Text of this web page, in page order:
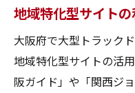
地域特化型サイトの
大阪府で大型トラック
地域特化型サイトの活
阪ガイド」や「関西ジ